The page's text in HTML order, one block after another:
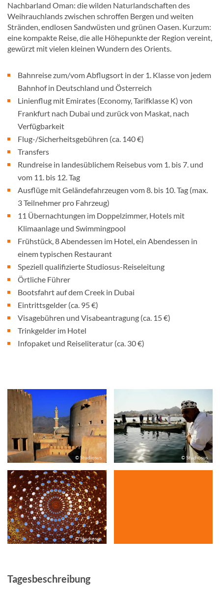
Nachbarland Oman: die wilden Naturlandschaften des
Weihrauchlands zwischen schroffen Bergen und weiten
Stränden, endlosen Sandwüsten und grünen Oasen. Kurzum:
eine kompakte Reise, die alle Höhepunkte der Region vereint,
gewürzt mit vielen kleinen Wundern des Orients.
Bahnreise zum/vom Abflugsort in der 1. Klasse von jedem
Bahnhof in Deutschland und Österreich
Linienflug mit Emirates (Economy, Tarifklasse K) von
Frankfurt nach Dubai und zurück von Maskat, nach
Verfügbarkeit
Flug-/Sicherheitsgebühren (ca. 140 €)
Transfers
Rundreise in landesüblichem Reisebus vom 1. bis 7. und
vom 11. bis 12. Tag
Ausflüge mit Geländefahrzeugen vom 8. bis 10. Tag (max.
3 Teilnehmer pro Fahrzeug)
11 Übernachtungen im Doppelzimmer, Hotels mit
Klimaanlage und Swimmingpool
Frühstück, 8 Abendessen im Hotel, ein Abendessen in
einem typischen Restaurant
Speziell qualifizierte Studiosus-Reiseleitung
Örtliche Führer
Bootsfahrt auf dem Creek in Dubai
Eintrittsgelder (ca. 95 €)
Visagebühren und Visabeantragung (ca. 15 €)
Trinkgelder im Hotel
Infopaket und Reiseliteratur (ca. 30 €)
© Studiosus © Studiosus
© Studiosus
Tagesbeschreibung